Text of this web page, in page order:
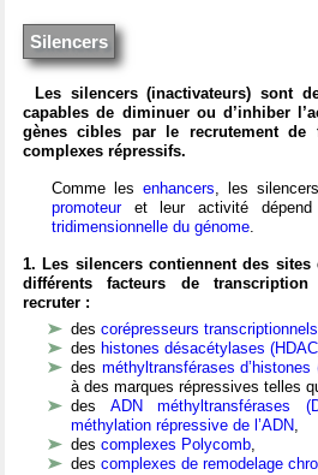
Silencers
Les silencers (inactivateurs) sont
capables de diminuer ou d’inhiber
gènes cibles par le recrutement de
complexes répressifs.
Comme les enhancers, les
promoteuret leur activité dépend
tridimensionnelle du génome.
1. Les silencers contiennent des
différents facteurs de transcription
recruter :
des corépresseurs transcriptionnels
des histones désacétylases
des méthyltransférases d’histones
à des marques répressives telles
des ADN méthyltransférases
méthylation répressive de l’ADN,
des complexes Polycomb,
des complexes de remodelage